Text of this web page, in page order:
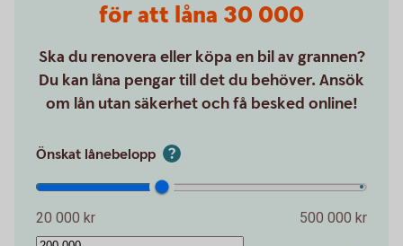
för att låna 30 000
Ska du renovera eller köpa en bil av grannen?
Du kan låna pengar till det du behöver. Ansök
om lån utan säkerhet och få besked online!
Önskat lånebelopp
20 000 kr 500 000 kr